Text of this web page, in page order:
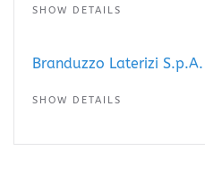
SHOW DETAILS
Branduzzo Laterizi S.p.A.
SHOW DETAILS